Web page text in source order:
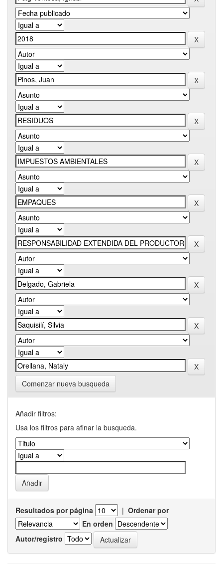
Comenzar nueva busqueda
Añadir filtros:
Usa los filtros para afinar la busqueda.
Resultados por página | Ordenar por
En orden
Autor/registro